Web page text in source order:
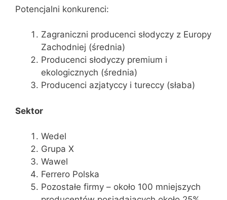
Potencjalni konkurenci:
Zagraniczni producenci słodyczy z Europy
Zachodniej (średnia)
Producenci słodyczy premium i
ekologicznych (średnia)
Producenci azjatyccy i tureccy (słaba)
Sektor
Wedel
Grupa X
Wawel
Ferrero Polska
Pozostałe firmy – około 100 mniejszych